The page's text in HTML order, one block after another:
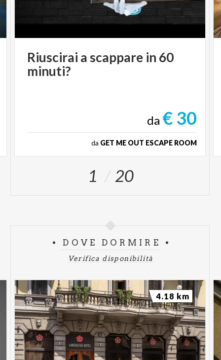
Riuscirai a scappare in 60
minuti?
da € 30
da GET ME OUT ESCAPE ROOM
1 20
DOVE DORMIRE
Verifica disponibilità
4.18 km